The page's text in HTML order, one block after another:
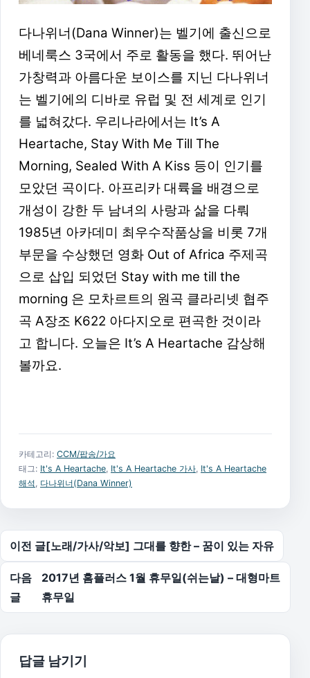
다나위너(Dana Winner)는 벨기에 출신으로
베네룩스 3국에서 주로 활동을 했다. 뛰어난
가창력과 아름다운 보이스를 지닌 다나위너
는 벨기에의 디바로 유럽 및 전 세계로 인기
를 넓혀갔다. 우리나라에서는 It’s A
Heartache, Stay With Me Till The
Morning, Sealed With A Kiss 등이 인기를
모았던 곡이다. 아프리카 대륙을 배경으로
개성이 강한 두 남녀의 사랑과 삶을 다뤄
1985년 아카데미 최우수작품상을 비롯 7개
부문을 수상했던 영화 Out of Africa 주제곡
으로 삽입 되었던 Stay with me till the
morning 은 모차르트의 원곡 클라리넷 협주
곡 A장조 K622 아다지오로 편곡한 것이라
고 합니다. 오늘은 It’s A Heartache 감상해
볼까요.
카테고리: CCM/팝송/가요
태그: It's A Heartache It's A Heartache 가사 It's A Heartache
해석 다나위너(Dana Winner)
글 탐색
이전 글[노래/가사/악보] 그대를 향한 – 꿈이 있는 자유
다음
글
2017년 홈플러스 1월 휴무일(쉬는날) – 대형마트
휴무일
답글 남기기